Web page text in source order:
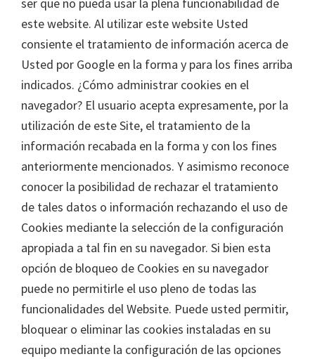
ser que no pueda usar la plena funcionabilidad de
este website. Al utilizar este website Usted
consiente el tratamiento de información acerca de
Usted por Google en la forma y para los fines arriba
indicados. ¿Cómo administrar cookies en el
navegador? El usuario acepta expresamente, por la
utilización de este Site, el tratamiento de la
información recabada en la forma y con los fines
anteriormente mencionados. Y asimismo reconoce
conocer la posibilidad de rechazar el tratamiento
de tales datos o información rechazando el uso de
Cookies mediante la selección de la configuración
apropiada a tal fin en su navegador. Si bien esta
opción de bloqueo de Cookies en su navegador
puede no permitirle el uso pleno de todas las
funcionalidades del Website. Puede usted permitir,
bloquear o eliminar las cookies instaladas en su
equipo mediante la configuración de las opciones